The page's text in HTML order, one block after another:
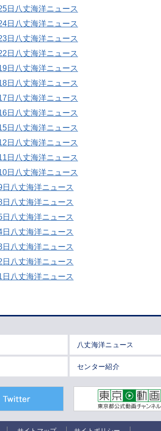
日八丈海洋ニュース
日八丈海洋ニュース
日八丈海洋ニュース
日八丈海洋ニュース
日八丈海洋ニュース
日八丈海洋ニュース
日八丈海洋ニュース
日八丈海洋ニュース
日八丈海洋ニュース
日八丈海洋ニュース
日八丈海洋ニュース
日八丈海洋ニュース
八丈海洋ニュース
八丈海洋ニュース
八丈海洋ニュース
八丈海洋ニュース
八丈海洋ニュース
八丈海洋ニュース
八丈海洋ニュース
八丈海洋ニュース
センター紹介